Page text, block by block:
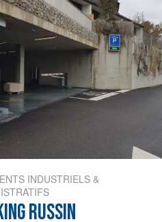
INDUSTRIELS &
RUSSIN